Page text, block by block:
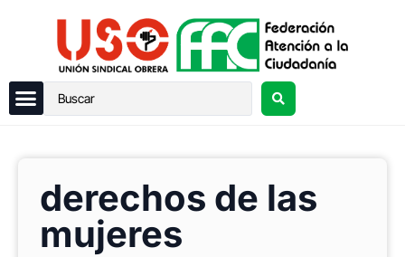
derechos de las
mujeres